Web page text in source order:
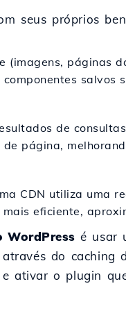
seus próprios
(imagens, páginas
salvos
de
página,
CDN utiliza uma
eficiente,
WordPress é usar
do caching
ativar o plugin